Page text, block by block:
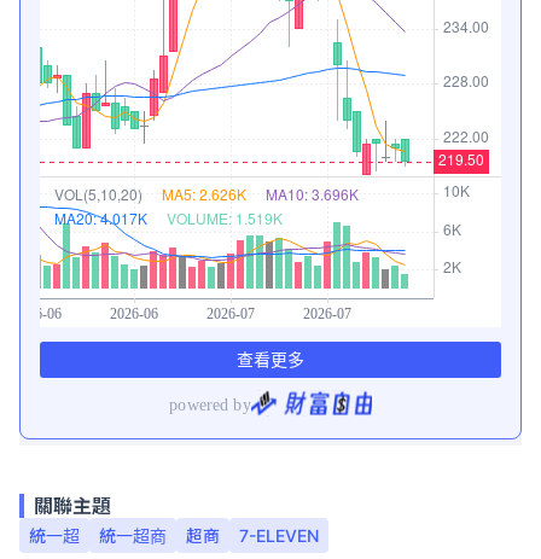
關聯主題
統一超 統一超商 超商 7-ELEVEN